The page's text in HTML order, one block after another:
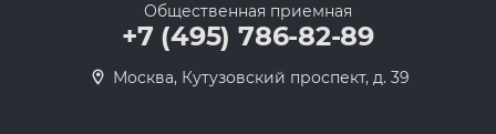
Общественная приемная
+7 (495) 786-82-89
Москва, Кутузовский проспект, д. 39